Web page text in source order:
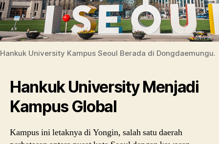
Hankuk University Kampus Seoul Berada di Dongdaemungu.
Hankuk University Menjadi
Kampus Global
Kampus ini letaknya di Yongin, salah satu daerah